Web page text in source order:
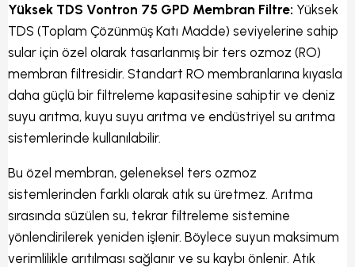
Yüksek TDS Vontron 75 GPD Membran Filtre: Yüksek
TDS (Toplam Çözünmüş Katı Madde) seviyelerine sahip
sular için özel olarak tasarlanmış bir ters ozmoz (RO)
membran filtresidir. Standart RO membranlarına kıyasla
daha güçlü bir filtreleme kapasitesine sahiptir ve deniz
suyu arıtma, kuyu suyu arıtma ve endüstriyel su arıtma
sistemlerinde kullanılabilir.
Bu özel membran, geleneksel ters ozmoz
sistemlerinden farklı olarak atık su üretmez. Arıtma
sırasında süzülen su, tekrar filtreleme sistemine
yönlendirilerek yeniden işlenir. Böylece suyun maksimum
verimlilikle arıtılması sağlanır ve su kaybı önlenir. Atık